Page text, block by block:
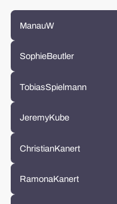
ManauW
SophieBeutler
TobiasSpielmann
JeremyKube
ChristianKanert
RamonaKanert